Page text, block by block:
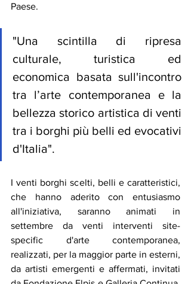
Paese.
"Una scintilla di ripresa
culturale, turistica ed
economica basata sull'incontro
tra l’arte contemporanea e la
bellezza storico artistica di venti
tra i borghi più belli ed evocativi
d'Italia".
I venti borghi scelti, belli e caratteristici,
che hanno aderito con entusiasmo
all'iniziativa, saranno animati in
settembre da venti interventi site-
specific d'arte contemporanea,
realizzati, per la maggior parte in esterni,
da artisti emergenti e affermati, invitati